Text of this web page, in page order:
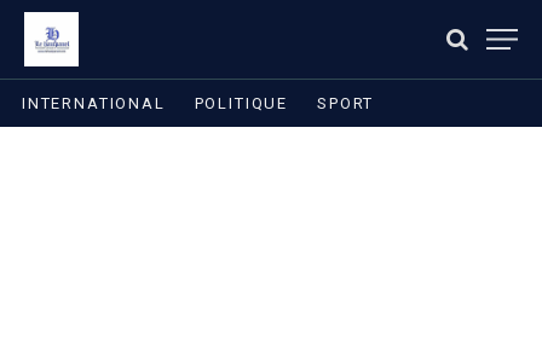
INTERNATIONAL POLITIQUE SPORT